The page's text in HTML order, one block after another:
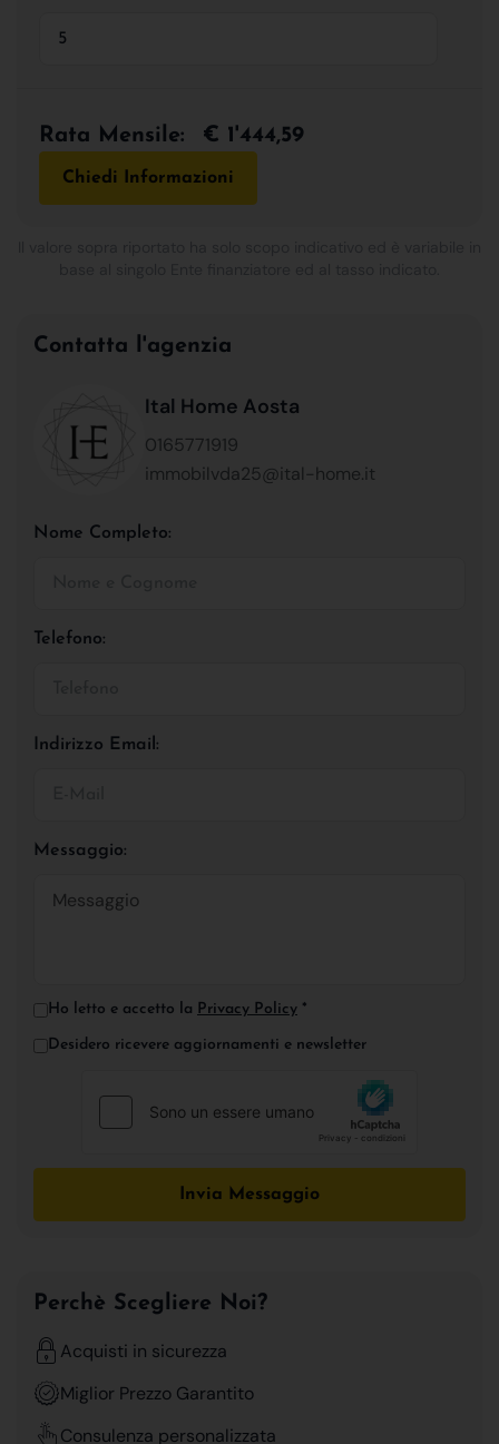
Rata Mensile: € 1'444,59
Chiedi Informazioni
Contatta l'agenzia
Ital Home Aosta
0165771919
immobilvda25@ital-home.it
Nome Completo:
Telefono:
Indirizzo Email:
Messaggio:
Ho letto e accetto la Privacy Policy *
Desidero ricevere aggiornamenti e newsletter
Invia Messaggio
Perchè Scegliere Noi?
Acquisti in sicurezza
Miglior Prezzo Garantito
Consulenza personalizzata